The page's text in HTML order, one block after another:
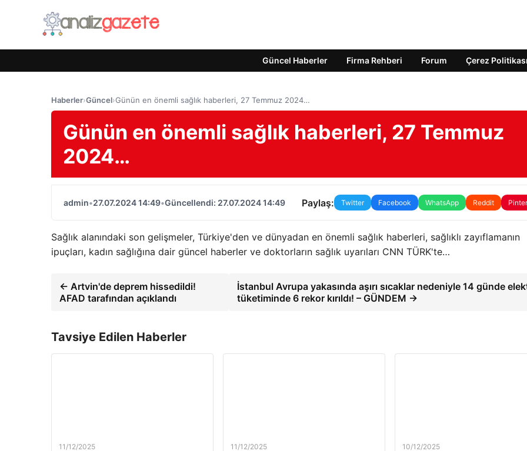
Güncel Haberler Firma Rehberi Forum Çerez Politikası
Haberler›Güncel›Günün en önemli sağlık haberleri, 27 Temmuz 2024…
Günün en önemli sağlık haberleri, 27 Temmuz
2024…
admin•27.07.2024 14:49•Güncellendi: 27.07.2024 14:49 Paylaş: Twitter Facebook WhatsApp Reddit
Sağlık alanındaki son gelişmeler, Türkiye'den ve dünyadan en önemli sağlık haberleri, sağlıklı zayıflamanın
ipuçları, kadın sağlığına dair güncel haberler ve doktorların sağlık uyarıları CNN TÜRK'te…
← Artvin'de deprem hissedildi!
AFAD tarafından açıklandı
İstanbul Avrupa yakasında aşırı sıcaklar nedeniyle 14 günde
tüketiminde 6 rekor kırıldı! – GÜNDEM →
Tavsiye Edilen Haberler
11/12/2025 11/12/2025 10/12/2025